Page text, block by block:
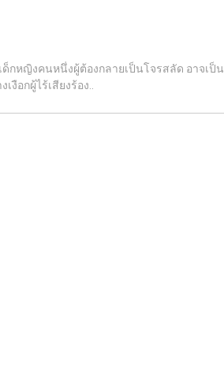
ด็กหญิงคนหนึ่งผู้ต้องกลายเป็นโจรสลัด อาจเป็น
อกผู้ไร้เสียงร้อง..